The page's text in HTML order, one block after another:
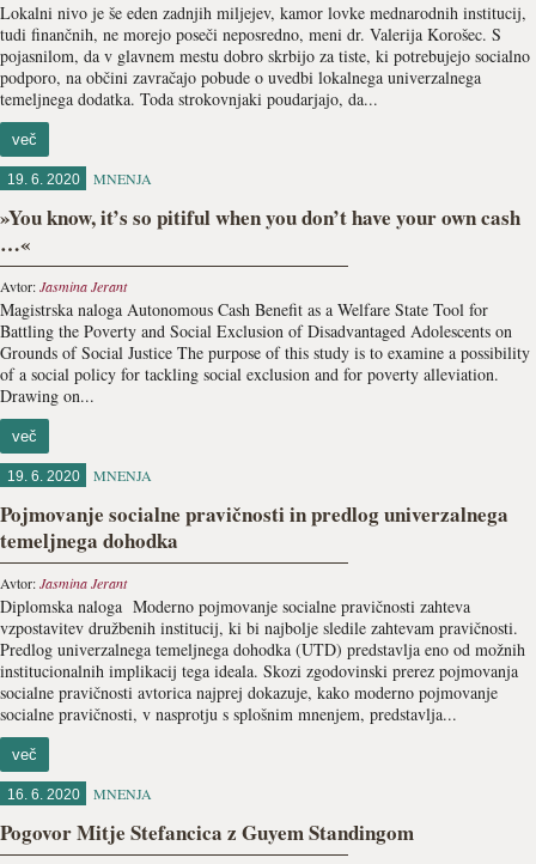
Lokalni nivo je še eden zadnjih miljejev, kamor lovke mednarodnih institucij,
tudi finančnih, ne morejo poseči neposredno, meni dr. Valerija Korošec. S
pojasnilom, da v glavnem mestu dobro skrbijo za tiste, ki potrebujejo socialno
podporo, na občini zavračajo pobude o uvedbi lokalnega univerzalnega
temeljnega dodatka. Toda strokovnjaki poudarjajo, da...
več
19. 6. 2020 MNENJA
»You know, it’s so pitiful when you don’t have your own cash
…«
Avtor:Jasmina Jerant
Magistrska naloga Autonomous Cash Benefit as a Welfare State Tool for
Battling the Poverty and Social Exclusion of Disadvantaged Adolescents on
Grounds of Social Justice The purpose of this study is to examine a possibility
of a social policy for tackling social exclusion and for poverty alleviation.
Drawing on...
več
19. 6. 2020 MNENJA
Pojmovanje socialne pravičnosti in predlog univerzalnega
temeljnega dohodka
Avtor:Jasmina Jerant
Diplomska naloga Moderno pojmovanje socialne pravičnosti zahteva
vzpostavitev družbenih institucij, ki bi najbolje sledile zahtevam pravičnosti.
Predlog univerzalnega temeljnega dohodka (UTD) predstavlja eno od možnih
institucionalnih implikacij tega ideala. Skozi zgodovinski prerez pojmovanja
socialne pravičnosti avtorica najprej dokazuje, kako moderno pojmovanje
socialne pravičnosti, v nasprotju s splošnim mnenjem, predstavlja...
več
16. 6. 2020 MNENJA
Pogovor Mitje Stefancica z Guyem Standingom